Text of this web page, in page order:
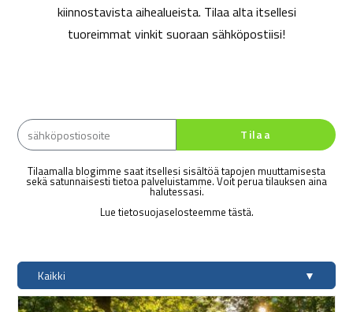
kiinnostavista aihealueista. Tilaa alta itsellesi
tuoreimmat vinkit suoraan sähköpostiisi!
Tilaa
Tilaamalla blogimme saat itsellesi sisältöä tapojen muuttamisesta
sekä satunnaisesti tietoa palveluistamme. Voit perua tilauksen aina
halutessasi.
Lue tietosuojaselosteemme tästä.
Kaikki ▼